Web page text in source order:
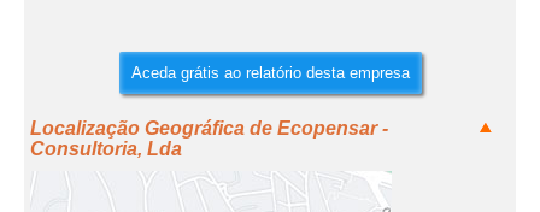
Aceda grátis ao relatório desta empresa
Localização Geográfica de Ecopensar -
Consultoria, Lda